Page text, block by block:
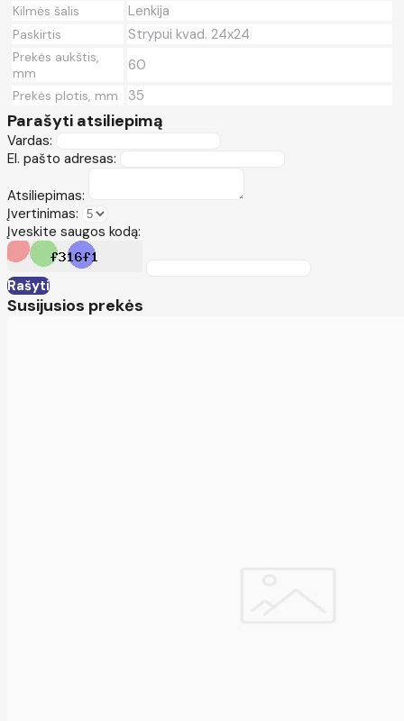
Kilmės šalis
Lenkija
Paskirtis Strypui kvad. 24x24
Prekės aukštis,
mm
60
Prekės plotis, mm 35
Parašyti atsiliepimą
Vardas:
El. pašto adresas:
Atsiliepimas:
Įvertinimas:
Įveskite saugos kodą:
Rašyti
Susijusios prekės